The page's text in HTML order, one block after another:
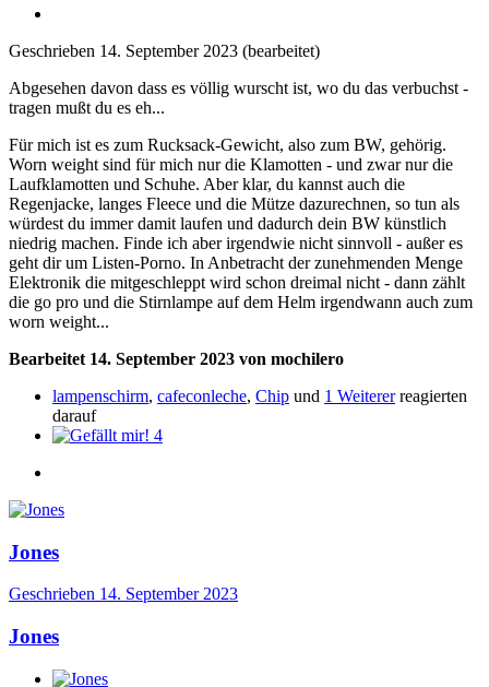
Geschrieben 14. September 2023 (bearbeitet)
Abgesehen davon dass es völlig wurscht ist, wo du das verbuchst -
tragen mußt du es eh...
Für mich ist es zum Rucksack-Gewicht, also zum BW, gehörig.
Worn weight sind für mich nur die Klamotten - und zwar nur die
Laufklamotten und Schuhe. Aber klar, du kannst auch die
Regenjacke, langes Fleece und die Mütze dazurechnen, so tun als
würdest du immer damit laufen und dadurch dein BW künstlich
niedrig machen. Finde ich aber irgendwie nicht sinnvoll - außer es
geht dir um Listen-Porno. In Anbetracht der zunehmenden Menge
Elektronik die mitgeschleppt wird schon dreimal nicht - dann zählt
die go pro und die Stirnlampe auf dem Helm irgendwann auch zum
worn weight...
Bearbeitet 14. September 2023 von mochilero
lampenschirm, cafeconleche, Chip und 1 Weitererreagierten
darauf
4
Jones
Geschrieben 14. September 2023
Jones